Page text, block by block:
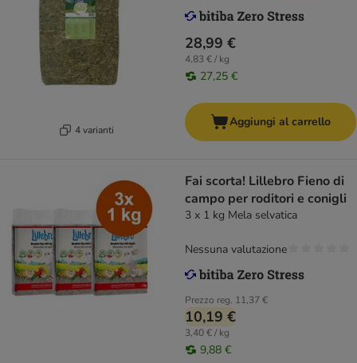
4 varianti
28,99 €
4,83 € / kg
27,25 €
Aggiungi al carrello
Fai scorta! Lillebro Fieno di
campo per roditori e conigli
3 x 1 kg Mela selvatica
Prezzo reg. 11,37 €
10,19 €
3,40 € / kg
9,88 €
Nessuna valutazione